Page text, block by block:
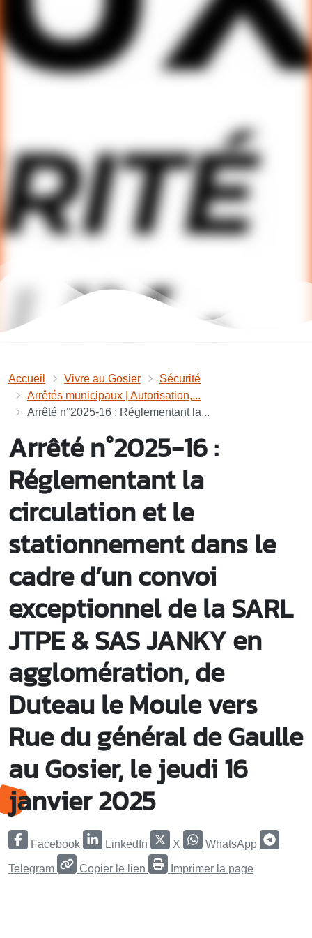
Accueil Vivre au Gosier
Sécurité
Arrêtés municipaux | Autorisation,...
Arrêté n°2025-16 : Réglementant la...
Arrêté n°2025-16 :
Réglementant la
circulation et le
stationnement dans le
cadre d’un convoi
exceptionnel de la SARL
JTPE & SAS JANKY en
agglomération, de
Duteau le Moule vers
Rue du général de Gaulle
au Gosier, le jeudi 16
janvier 2025
Facebook LinkedIn X WhatsApp
Telegram Copier le lien Imprimer la page